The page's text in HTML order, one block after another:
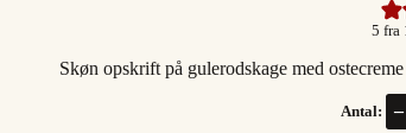
5 fra
Skøn opskrift på gulerodskage med
Antal: –